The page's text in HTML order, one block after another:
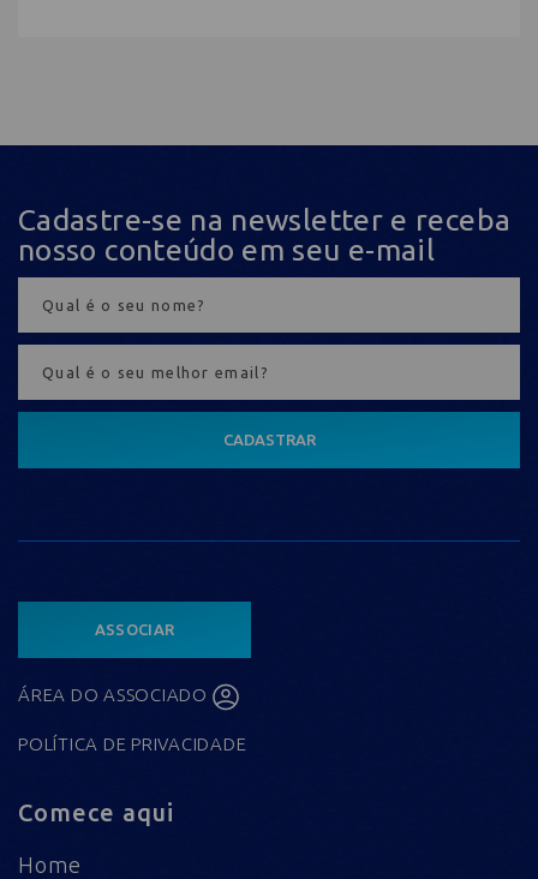
Cadastre-se na newsletter e receba
nosso conteúdo em seu e-mail
CADASTRAR
ASSOCIAR
ÁREA DO ASSOCIADO
POLÍTICA DE PRIVACIDADE
Comece aqui
Home